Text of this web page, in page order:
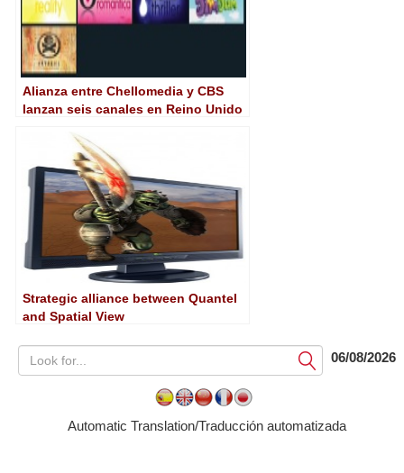
Alianza entre Chellomedia y CBS
lanzan seis canales en Reino Unido
Strategic alliance between Quantel
and Spatial View
Submit06/08/2026
Automatic Translation/Traducción automatizada